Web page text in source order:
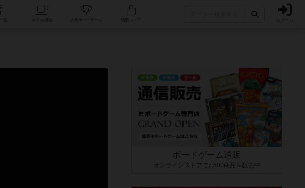
人気ボードゲーム ログイン
ボードゲーム通販
オンラインストアで7,500商品を販売中